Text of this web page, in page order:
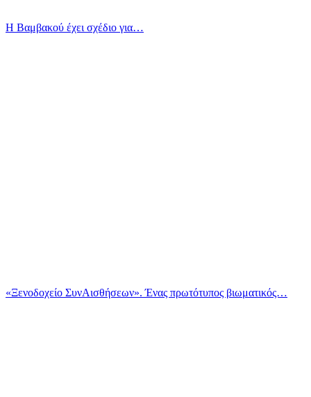
Η Βαμβακού έχει σχέδιο για…
«Ξενοδοχείο ΣυνΑισθήσεων». Ένας πρωτότυπος βιωματικός…